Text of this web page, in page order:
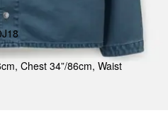
Chest 34”/86cm, Waist